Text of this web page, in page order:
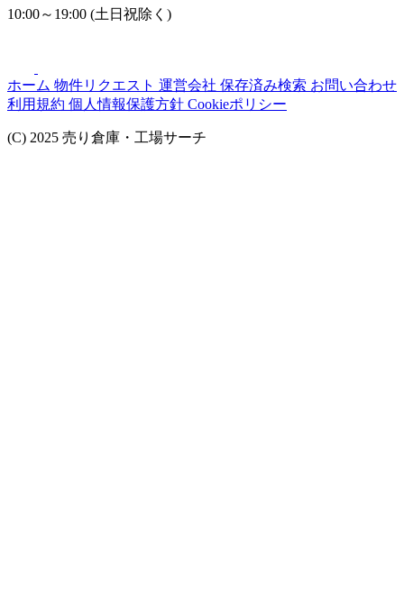
10:00～19:00 (土日祝除く)
ホーム 物件リクエスト 運営会社 保存済み検索 お問い合わせ
利用規約 個人情報保護方針 Cookieポリシー
(C) 2025 売り倉庫・工場サーチ